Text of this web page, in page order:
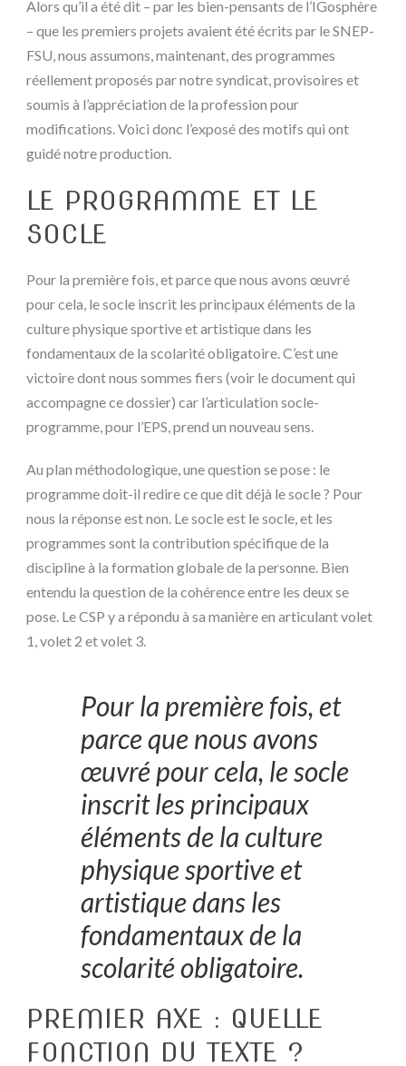
Alors qu’il a été dit – par les bien-pensants de l’IGosphère
– que les premiers projets avaient été écrits par le SNEP-
FSU, nous assumons, maintenant, des programmes
réellement proposés par notre syndicat, provisoires et
soumis à l’appréciation de la profession pour
modifications. Voici donc l’exposé des motifs qui ont
guidé notre production.
LE PROGRAMME ET LE
SOCLE
Pour la première fois, et parce que nous avons œuvré
pour cela, le socle inscrit les principaux éléments de la
culture physique sportive et artistique dans les
fondamentaux de la scolarité obligatoire. C’est une
victoire dont nous sommes fiers (voir le document qui
accompagne ce dossier) car l’articulation socle-
programme, pour l’EPS, prend un nouveau sens.
Au plan méthodologique, une question se pose : le
programme doit-il redire ce que dit déjà le socle ? Pour
nous la réponse est non. Le socle est le socle, et les
programmes sont la contribution spécifique de la
discipline à la formation globale de la personne. Bien
entendu la question de la cohérence entre les deux se
pose. Le CSP y a répondu à sa manière en articulant volet
1, volet 2 et volet 3.
Pour la première fois, et
parce que nous avons
œuvré pour cela, le socle
inscrit les principaux
éléments de la culture
physique sportive et
artistique dans les
fondamentaux de la
scolarité obligatoire.
PREMIER AXE : QUELLE
FONCTION DU TEXTE ?